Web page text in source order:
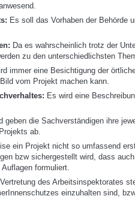
Es soll das Vorhaben der Behörde
Da es wahrscheinlich trotz der
zu den unterschiedlichsten
immer eine Besichtigung der
vom Projekt machen kann.
Es wird eine
geben die Sachverständigen ihre
ab.
ein Projekt nicht so umfassend
bzw sichergestellt wird, dass
formuliert.
des Arbeitsinspektorates
einzuhalten sind,